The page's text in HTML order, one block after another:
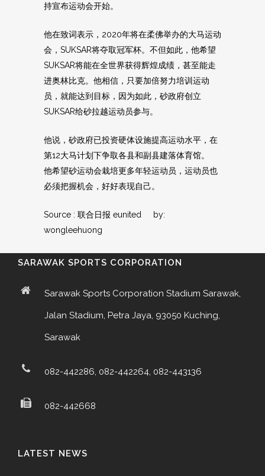
持宣布运动会开始。
他在致词表示，2020年将在柔佛举办的大马运动
会，SUKSAR将夺取冠军杯。不但如此，他希望
SUKSAR将能在全世界获得辉煌成绩，甚至能走
进奥林比克。他相信，只要加倍努力培训运动
员，就能达到目标，因为如此，砂政府创立
SUKSAR给砂拉越运动员参与。
他说，砂政府已投资硬体设施提高运动水平，在
第12大马计划下争取各县和副县建落体育馆。
他希望砂运动会栽培更多年轻运动员，运动员也
必须把握机会，好好表现自己。
Source : 联合日报 eunited by:
wongleehuong
SARAWAK SPORTS CORPORATION
Sarawak Sports Corporation Stadium Sarawak,
Jalan Stadium, Petra Jaya, 93050 Kuching,
Sarawak
082-442286, 082-442264, 082-443136
082-442668
LATEST NEWS